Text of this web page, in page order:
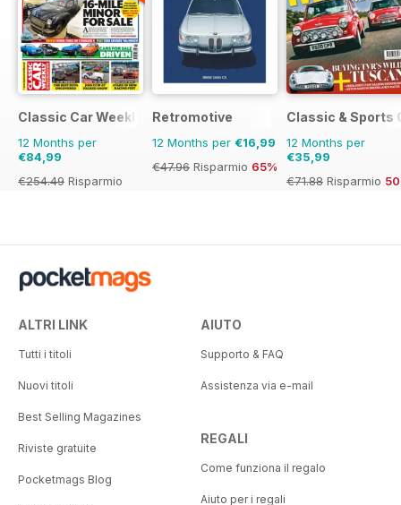
Classic Car Weekly
12 Months per
€84,99
€254.49 Risparmio
Retromotive
12 Months per €16,99
€47.96 Risparmio 65%
Classic & Sports
12 Months per
€35,99
€71.88 Risparmio
ALTRI LINK
Tutti i titoli
Nuovi titoli
Best Selling Magazines
Riviste gratuite
Pocketmags Blog
AIUTO
Supporto & FAQ
Assistenza via e-mail
REGALI
Come funziona il regalo
Aiuto per i regali